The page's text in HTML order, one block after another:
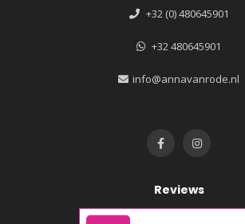
+32 (0) 480645901
+32 480645901
info@annavanrode.nl
Reviews